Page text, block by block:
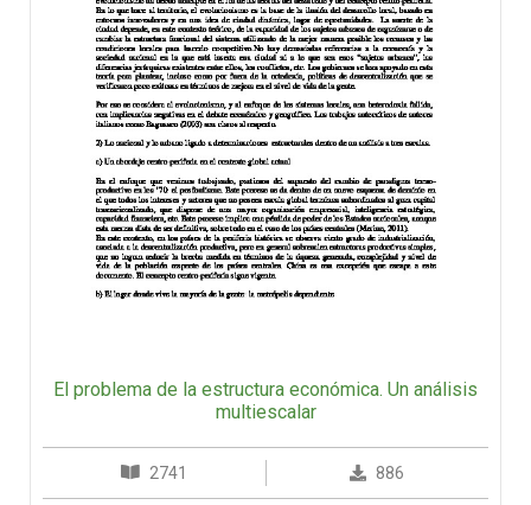
El problema de la estructura económica. Un análisis
multiescalar
2741 886